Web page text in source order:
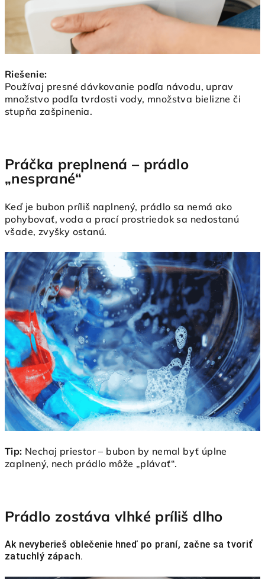
Riešenie:
Používaj presné dávkovanie podľa návodu, uprav
množstvo podľa tvrdosti vody, množstva bielizne či
stupňa zašpinenia.
Práčka preplnená – prádlo
„nesprané“
Keď je bubon príliš naplnený, prádlo sa nemá ako
pohybovať, voda a prací prostriedok sa nedostanú
všade, zvyšky ostanú.
Tip: Nechaj priestor – bubon by nemal byť úplne
zaplnený, nech prádlo môže „plávať“.
Prádlo zostáva vlhké príliš dlho
Ak nevyberieš oblečenie hneď po praní, začne sa tvoriť
zatuchlý zápach.